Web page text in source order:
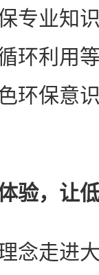
专业知
环利用
环保意
验，让
走进大